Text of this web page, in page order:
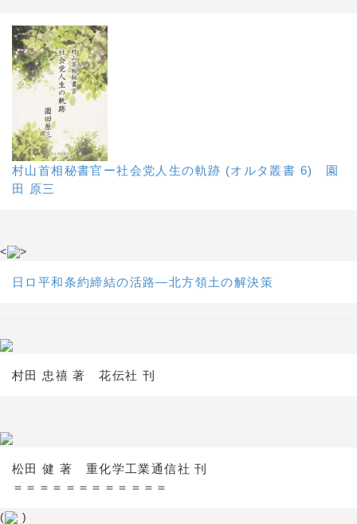
村山首相秘書官ー社会党人生の軌跡 (オルタ叢書 6) 園
田 原三
< >
日ロ平和条約締結の活路―北方領土の解決策
村田 忠禧 著 花伝社 刊
松田 健 著 重化学工業通信社 刊
＝＝＝＝＝＝＝＝＝＝＝＝
( )